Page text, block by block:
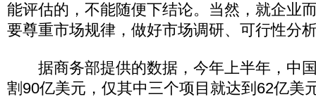
能评估的，不能随便下结论。当然，就企业
要尊重市场规律，做好市场调研、可行性分
据商务部提供的数据，今年上半年，中
割90亿美元，仅其中三个项目就达到62亿美